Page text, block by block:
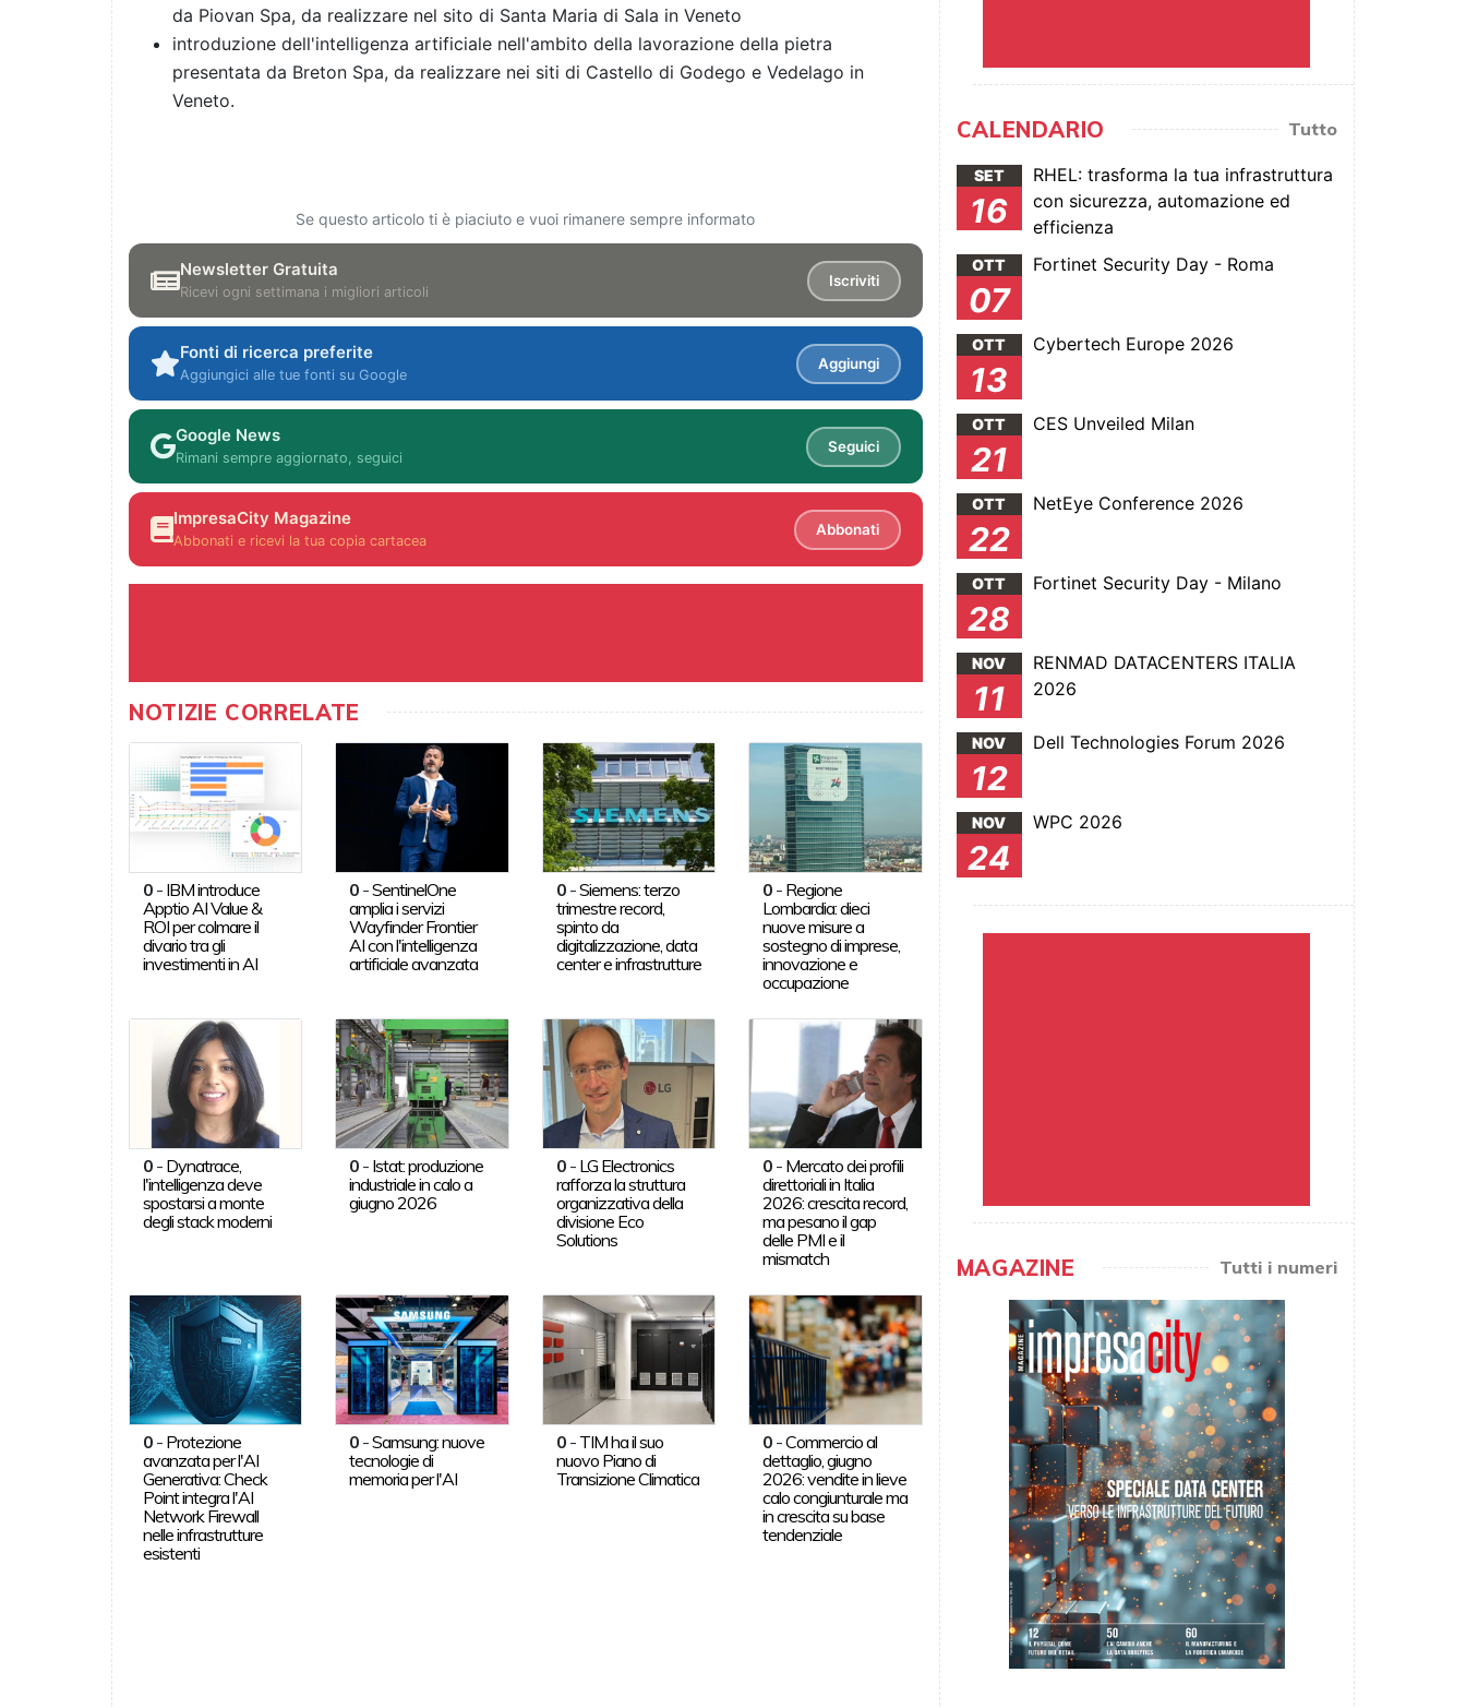
da Piovan Spa, da realizzare nel sito di Santa Maria di Sala in Veneto
introduzione dell'intelligenza artificiale nell'ambito della lavorazione della pietra
presentata da Breton Spa, da realizzare nei siti di Castello di Godego e Vedelago in
Veneto.
Se questo articolo ti è piaciuto e vuoi rimanere sempre informato
Newsletter Gratuita
Ricevi ogni settimana i migliori articoli
Iscriviti
Fonti di ricerca preferite
Aggiungici alle tue fonti su Google
Aggiungi
Google News
Rimani sempre aggiornato, seguici
Seguici
ImpresaCity Magazine
Abbonati e ricevi la tua copia cartacea
Abbonati
NOTIZIE CORRELATE
0- IBM introduce
Apptio AI Value &
ROI per colmare il
divario tra gli
investimenti in AI
0 -SentinelOne
amplia i servizi
Wayfinder Frontier
AI con l'intelligenza
artificiale avanzata
0-Siemens: terzo
trimestre record,
spinto da
digitalizzazione, data
center e infrastrutture
0 - Regione
Lombardia: dieci
nuove misure a
sostegno di imprese,
innovazione e
occupazione
0- Dynatrace,
l'intelligenza deve
spostarsi a monte
degli stack moderni
0 - Istat: produzione
industriale in calo a
giugno 2026
0- LG Electronics
rafforza la struttura
organizzativa della
divisione Eco
Solutions
0 - Mercato dei profili
direttoriali in Italia
2026: crescita record,
ma pesano il gap
delle PMI e il
mismatch
0- Protezione
avanzata per l'AI
Generativa: Check
Point integra l'AI
Network Firewall
nelle infrastrutture
esistenti
0 -Samsung: nuove
tecnologie di
memoria per l'AI
0- TIM ha il suo
nuovo Piano di
Transizione Climatica
0 -Commercio al
dettaglio, giugno
2026: vendite in lieve
calo congiunturale ma
in crescita su base
tendenziale
CALENDARIO Tutto
SET
16
RHEL: trasforma la tua infrastruttura
con sicurezza, automazione ed
efficienza
OTT
07
Fortinet Security Day - Roma
OTT
13
Cybertech Europe 2026
OTT
21
CES Unveiled Milan
OTT
22
NetEye Conference 2026
OTT
28
Fortinet Security Day - Milano
NOV
11
RENMAD DATACENTERS ITALIA
2026
NOV
12
Dell Technologies Forum 2026
NOV
24
WPC 2026
MAGAZINE Tutti i numeri